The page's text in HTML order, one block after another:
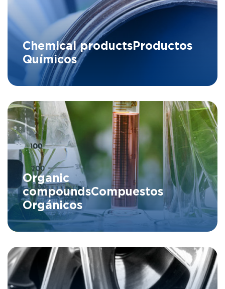
Chemical products Productos
Químicos
Organic
compoundsCompuestos
Orgánicos